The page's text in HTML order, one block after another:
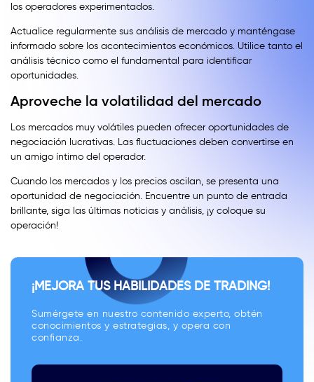
los operadores experimentados.
Actualice regularmente sus análisis de mercado y manténgase
informado sobre los acontecimientos económicos. Utilice tanto el
análisis técnico como el fundamental para identificar
oportunidades.
Aproveche la volatilidad del mercado
Los mercados muy volátiles pueden ofrecer oportunidades de
negociación lucrativas. Las fluctuaciones deben convertirse en
un amigo íntimo del operador.
Cuando los mercados y los precios oscilan, se presenta una
oportunidad de negociación. Encuentre un punto de entrada
brillante, siga las últimas noticias y análisis, ¡y coloque su
operación!
¡MEJORA TUS HABILIDADES DE TRADING!
Sumérgete en nuestro contenido experto, obtén
conocimientos y estrategias, y opera con
confianza.